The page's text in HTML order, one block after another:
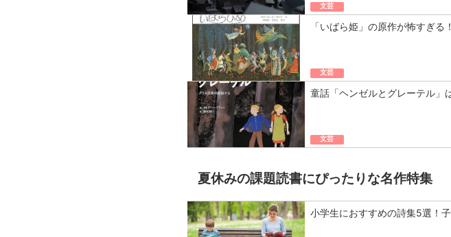
文芸
「いばら姫」の原作が怖すぎ
文芸
童話「ヘンゼルとグレーテル」
文芸
夏休みの課題読書にぴったりな名作特集
小学生におすすめの詩集5選！